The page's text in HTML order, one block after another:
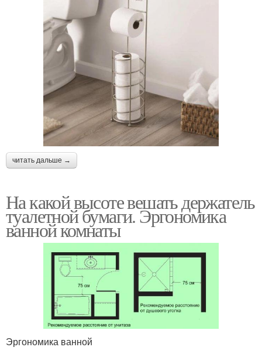
читать дальше →
На какой высоте вешать держатель
туалетной бумаги. Эргономика
ванной комнаты
Эргономика ванной